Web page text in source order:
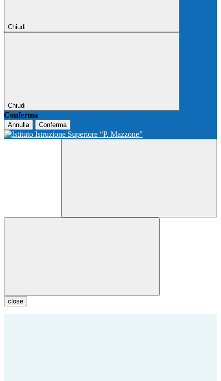
Chiudi
Chiudi
Conferma
Annulla Conferma
close